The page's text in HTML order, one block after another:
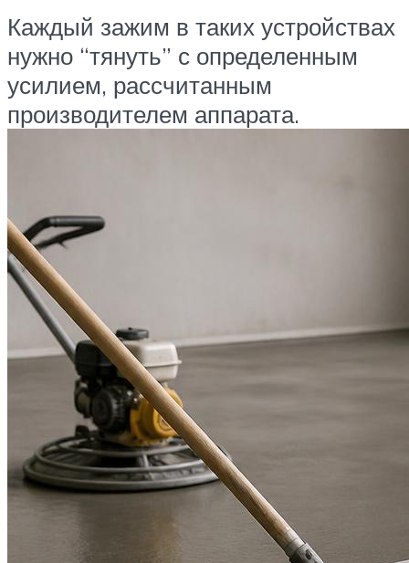
Каждый зажим в таких устройствах
нужно “тянуть” с определенным
усилием, рассчитанным
производителем аппарата.